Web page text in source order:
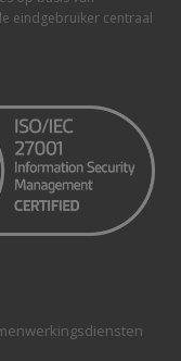
eindgebruiker centraal